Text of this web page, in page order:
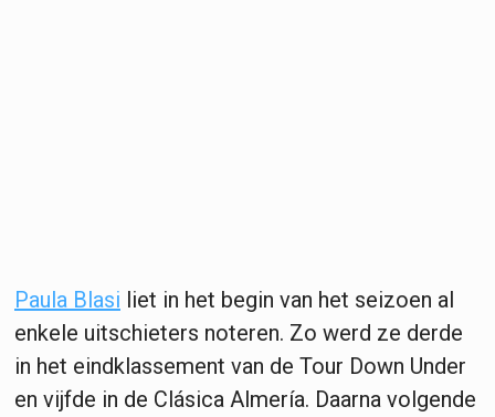
Paula Blasi liet in het begin van het seizoen al
enkele uitschieters noteren. Zo werd ze derde
in het eindklassement van de Tour Down Under
en vijfde in de Clásica Almería. Daarna volgende